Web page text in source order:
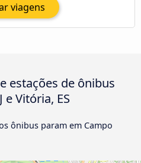
viagens
estações de ônibus
e Vitória, ES
ônibus param em Campo